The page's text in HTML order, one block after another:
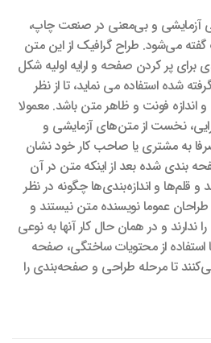
آزمایشی و بی‌معنی در صنعت چاپ،
می‌شود. طراح گرافیک از این متن
برای پر کردن صفحه و ارایه اولیه شکل
شده استفاده می نماید، تا از نظر
اندازه فونت و ظاهر متن باشد. معمولا
نخست از متن‌های آزمایشی و
به مشتری یا صاحب کار خود نشان
بندی شده بعد از اینکه متن در آن
و قلم‌ها و اندازه‌بندی‌ها چگونه در نظر
عموما نویسنده متن نیستند و
ندارند و در همان حال کار آنها به نوعی
استفاده از محتویات ساختگی، صفحه
تا مرحله طراحی و صفحه‌بندی را